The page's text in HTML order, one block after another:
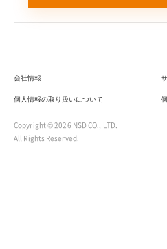
会社情報
個人情報の取り扱いについて
Copyright ©2026 NSD CO., LTD.
All Rights Reserved.